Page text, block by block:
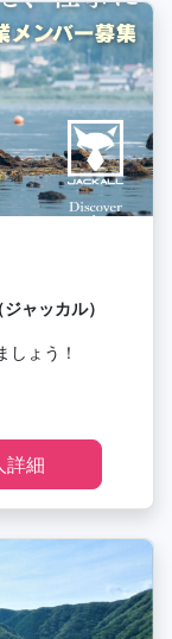
ャッカル）
しょう！
詳細